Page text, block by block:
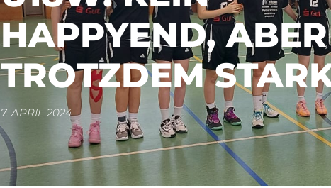
HAPPYEND, ABER
TROTZDEM
7. APRIL 2024